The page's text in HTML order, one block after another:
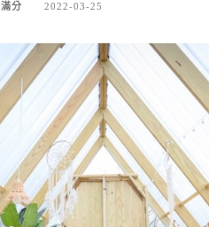
滿分 2022-03-25